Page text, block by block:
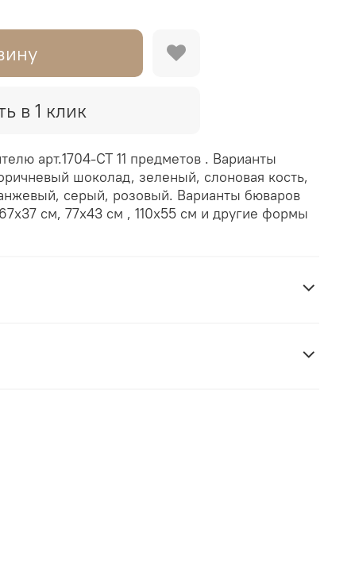
в 1 клик
арт.1704-CT 11 предметов . Варианты
шоколад, зеленый, слоновая кость,
серый, розовый. Варианты бюваров
см, 77х43 см , 110х55 см и другие формы